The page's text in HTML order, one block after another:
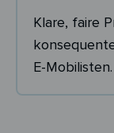
Klare, faire
E-Mobilisten.